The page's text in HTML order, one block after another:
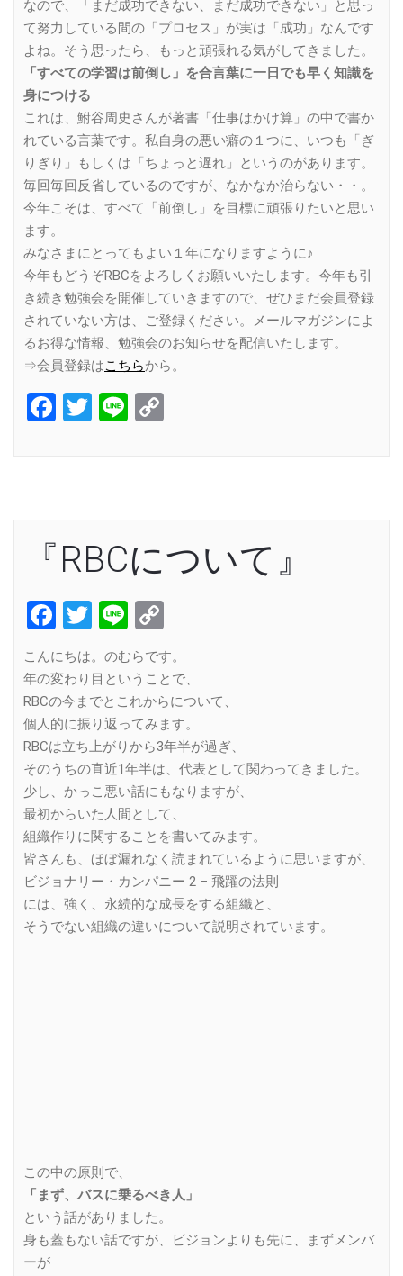
なので、「まだ成功できない、まだ成功できない」と思っ
て努力している間の「プロセス」が実は「成功」なんです
よね。そう思ったら、もっと頑張れる気がしてきました。
「すべての学習は前倒し」を合言葉に一日でも早く知識を
身につける
これは、鮒谷周史さんが著書「仕事はかけ算」の中で書か
れている言葉です。私自身の悪い癖の１つに、いつも「ぎ
りぎり」もしくは「ちょっと遅れ」というのがあります。
毎回毎回反省しているのですが、なかなか治らない・・。
今年こそは、すべて「前倒し」を目標に頑張りたいと思い
ます。
みなさまにとってもよい１年になりますように♪
今年もどうぞRBCをよろしくお願いいたします。今年も引
き続き勉強会を開催していきますので、ぜひまだ会員登録
されていない方は、ご登録ください。メールマガジンによ
るお得な情報、勉強会のお知らせを配信いたします。
⇒会員登録はこちらから。
Facebook
Twitter
Line
『RBCについて』
Facebook
Twitter
Line
Link
こんにちは。のむらです。
年の変わり目ということで、
RBCの今までとこれからについて、
個人的に振り返ってみます。
RBCは立ち上がりから3年半が過ぎ、
そのうちの直近1年半は、代表として関わってきました。
少し、かっこ悪い話にもなりますが、
最初からいた人間として、
組織作りに関することを書いてみます。
皆さんも、ほぼ漏れなく読まれているように思いますが、
ビジョナリー・カンパニー 2 – 飛躍の法則
には、強く、永続的な成長をする組織と、
そうでない組織の違いについて説明されています。
この中の原則で、
「まず、バスに乗るべき人」
という話がありました。
身も蓋もない話ですが、ビジョンよりも先に、まずメンバ
ーが